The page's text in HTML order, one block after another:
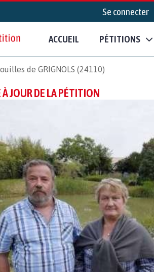
Se connecter
ACCUEIL PÉTITIONS
de GRIGNOLS (24110)
À JOUR DE LA PÉTITION